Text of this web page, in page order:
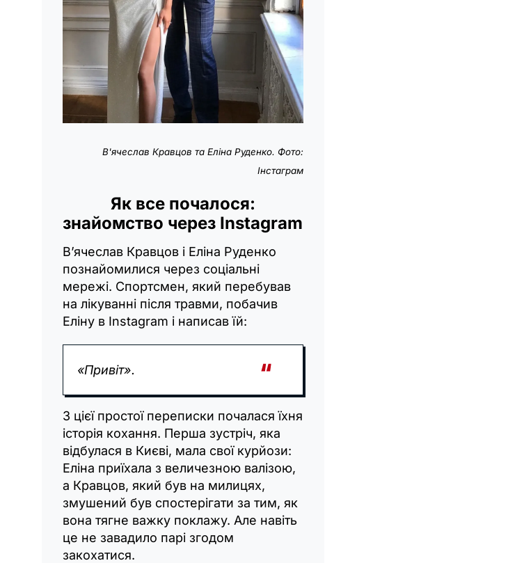
В'ячеслав Кравцов та Еліна Руденко. Фото:
Інстаграм
Як все почалося:
знайомство через Instagram
В’ячеслав Кравцов і Еліна Руденко
познайомилися через соціальні
мережі. Спортсмен, який перебував
на лікуванні після травми, побачив
Еліну в Instagram і написав їй:
«Привіт».
З цієї простої переписки почалася їхня
історія кохання. Перша зустріч, яка
відбулася в Києві, мала свої курйози:
Еліна приїхала з величезною валізою,
а Кравцов, який був на милицях,
змушений був спостерігати за тим, як
вона тягне важку поклажу. Але навіть
це не завадило парі згодом
закохатися.